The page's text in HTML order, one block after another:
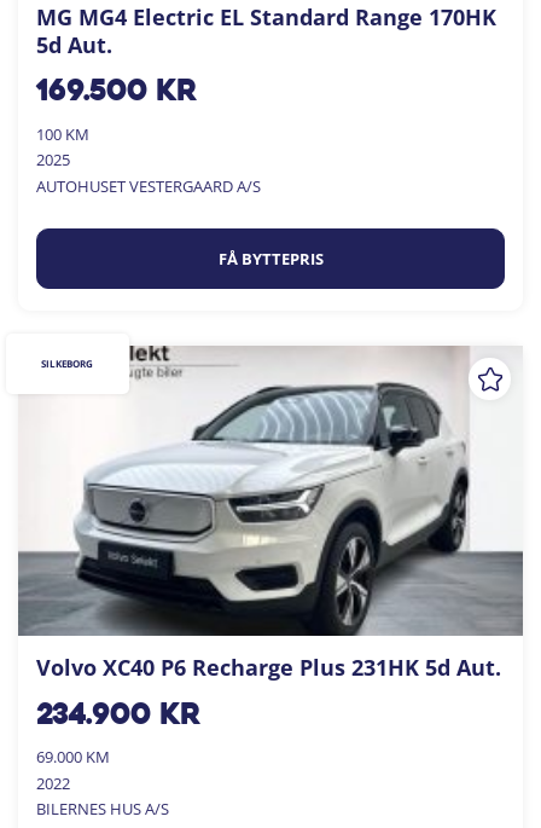
MG MG4 Electric EL Standard Range 170HK
5d Aut.
169.500kr
100 KM
2025
AUTOHUSET VESTERGAARD A/S
FÅ BYTTEPRIS
Volvo XC40 P6 Recharge Plus 231HK 5d Aut.
234.900kr
69.000 KM
2022
BILERNES HUS A/S
SILKEBORG